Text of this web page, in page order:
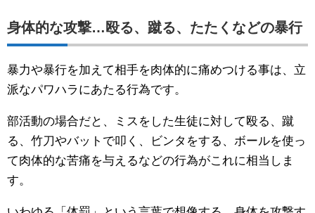
身体的な攻撃…殴る、蹴る、たたくなどの暴行
暴力や暴行を加えて相手を肉体的に痛めつける事は、立
派なパワハラにあたる行為です。
部活動の場合だと、ミスをした生徒に対して殴る、蹴
る、竹刀やバットで叩く、ビンタをする、ボールを使っ
て肉体的な苦痛を与えるなどの行為がこれに相当しま
す。